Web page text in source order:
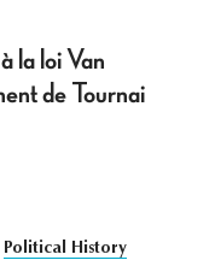
la loi Van
de Tournai
Political History